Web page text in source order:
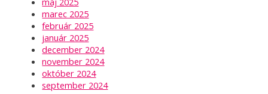
marec 2025
február 2025
január 2025
december 2024
november 2024
október 2024
september 2024